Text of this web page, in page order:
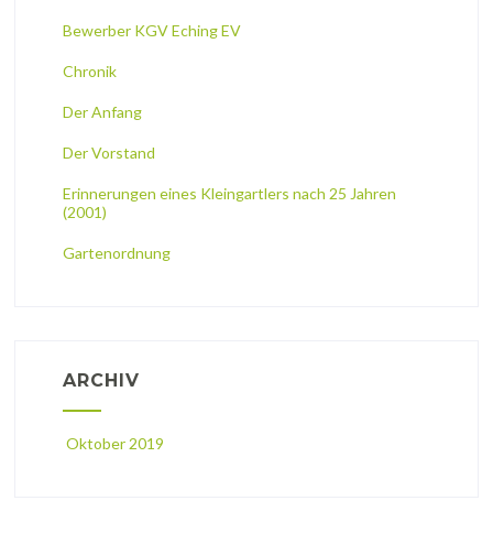
Bewerber KGV Eching EV
Chronik
Der Anfang
Der Vorstand
Erinnerungen eines Kleingartlers nach 25 Jahren
(2001)
Gartenordnung
ARCHIV
Oktober 2019